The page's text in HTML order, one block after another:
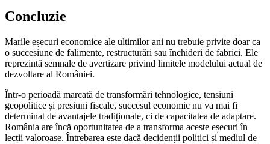
Concluzie
Marile eșecuri economice ale ultimilor ani nu trebuie privite doar ca
o succesiune de falimente, restructurări sau închideri de fabrici. Ele
reprezintă semnale de avertizare privind limitele modelului actual de
dezvoltare al României.
Într-o perioadă marcată de transformări tehnologice, tensiuni
geopolitice și presiuni fiscale, succesul economic nu va mai fi
determinat de avantajele tradiționale, ci de capacitatea de adaptare.
România are încă oportunitatea de a transforma aceste eșecuri în
lecții valoroase. Întrebarea este dacă decidenții politici și mediul de